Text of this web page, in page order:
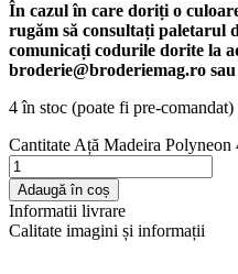
În cazul în care doriți o
rugăm să consultați paletarul
comunicați codurile dorite la
broderie@broderiemag.ro
4 în stoc (poate fi pre-comandat)
Cantitate Ață Madeira Polyneon
Adaugă în coș
Informatii livrare
Calitate imagini și informații